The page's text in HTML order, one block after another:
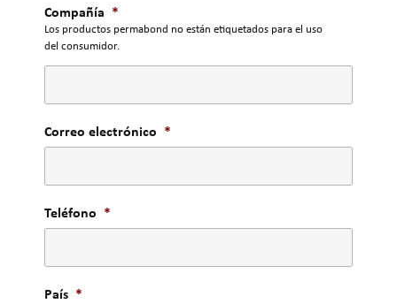
Compañía *
Los productos permabond no están etiquetados para el uso
del consumidor.
Correo electrónico *
Teléfono *
País *